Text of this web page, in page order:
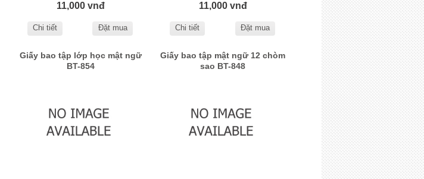
11,000 vnđ
Chi tiết Đặt mua
11,000 vnđ
Chi tiết Đặt mua
Giấy bao tập lớp học mật ngữ
BT-854
Giấy bao tập mật ngữ 12 chòm
sao BT-848